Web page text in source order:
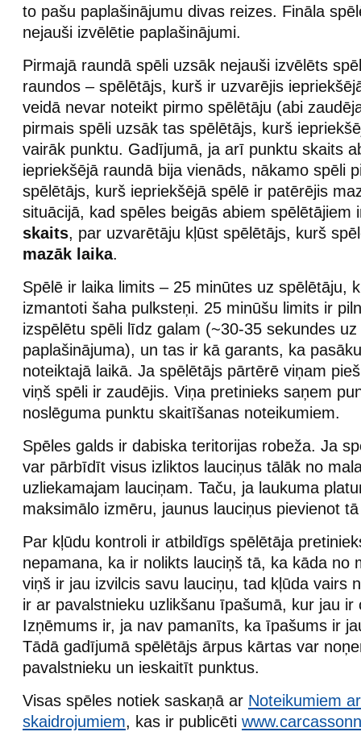
to pašu paplašinājumu divas reizes. Fināla
nejauši izvēlētie paplašinājumi.
Pirmajā raundā spēli uzsāk nejauši izvēlēts
raundos – spēlētājs, kurš ir uzvarējis
veidā nevar noteikt pirmo spēlētāju (abi
pirmais spēli uzsāk tas spēlētājs, kurš
vairāk punktu. Gadījumā, ja arī punktu skaits
iepriekšējā raundā bija vienāds, nākamo spēli
spēlētājs, kurš iepriekšējā spēlē ir patērējis
situācijā, kad spēles beigās abiem spēlētājiem
skaits, par uzvarētāju kļūst spēlētājs, kurš
mazāk laika.
Spēlē ir laika limits – 25 minūtes uz spēlētāju,
izmantoti šaha pulksteņi. 25 minūšu limits ir
izspēlētu spēli līdz galam (~30-35 sekundes
paplašinājuma), un tas ir kā garants, ka
noteiktajā laikā. Ja spēlētājs pārtērē viņam
viņš spēli ir zaudējis. Viņa pretinieks saņem
noslēguma punktu skaitīšanas noteikumiem.
Spēles galds ir dabiska teritorijas robeža. Ja
var pārbīdīt visus izliktos lauciņus tālāk no
uzliekamajam lauciņam. Taču, ja laukuma
maksimālo izmēru, jaunus lauciņus pievienot
Par kļūdu kontroli ir atbildīgs spēlētāja
nepamana, ka ir nolikts lauciņš tā, ka kāda no
viņš ir jau izvilcis savu lauciņu, tad kļūda vairs
ir ar pavalstnieku uzlikšanu īpašumā, kur jau ir
Izņēmums ir, ja nav pamanīts, ka īpašums ir
Tādā gadījumā spēlētājs ārpus kārtas var
pavalstnieku un ieskaitīt punktus.
Visas spēles notiek saskaņā ar Noteikumiem
skaidrojumiem, kas ir publicēti